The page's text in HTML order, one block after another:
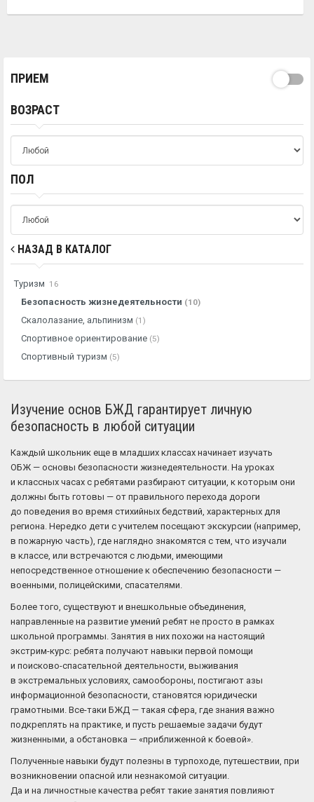
ПРИЕМ
ВОЗРАСТ
ПОЛ
НАЗАД В КАТАЛОГ
Туризм 16
Безопасность жизнедеятельности (10)
Скалолазание, альпинизм (1)
Спортивное ориентирование (5)
Спортивный туризм (5)
Изучение основ БЖД гарантирует личную
безопасность в любой ситуации
Каждый школьник еще в младших классах начинает изучать
ОБЖ — основы безопасности жизнедеятельности. На уроках
и классных часах с ребятами разбирают ситуации, к которым они
должны быть готовы — от правильного перехода дороги
до поведения во время стихийных бедствий, характерных для
региона. Нередко дети с учителем посещают экскурсии (например,
в пожарную часть), где наглядно знакомятся с тем, что изучали
в классе, или встречаются с людьми, имеющими
непосредственное отношение к обеспечению безопасности —
военными, полицейскими, спасателями.
Более того, существуют и внешкольные объединения,
направленные на развитие умений ребят не просто в рамках
школьной программы. Занятия в них похожи на настоящий
экстрим-курс: ребята получают навыки первой помощи
и поисково-спасательной деятельности, выживания
в экстремальных условиях, самообороны, постигают азы
информационной безопасности, становятся юридически
грамотными. Все-таки БЖД — такая сфера, где знания важно
подкреплять на практике, и пусть решаемые задачи будут
жизненными, а обстановка — «приближенной к боевой».
Полученные навыки будут полезны в турпоходе, путешествии, при
возникновении опасной или незнакомой ситуации.
Да и на личностные качества ребят такие занятия повлияют